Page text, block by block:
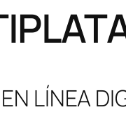
LÍNEA